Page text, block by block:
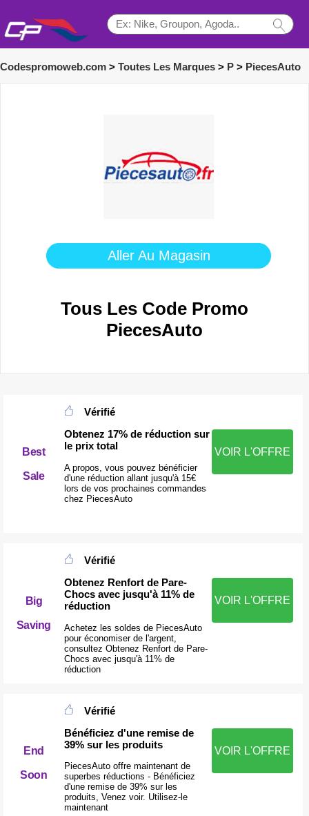
Codespromoweb.com > Toutes Les Marques > P > PiecesAuto
Aller Au Magasin
Tous Les Code Promo
PiecesAuto
Best
Sale
Vérifié
Obtenez 17% de réduction sur
le prix total
A propos, vous pouvez bénéficier
d'une réduction allant jusqu'à 15€
lors de vos prochaines commandes
chez PiecesAuto
VOIR L'OFFRE
Big
Saving
Vérifié
Obtenez Renfort de Pare-
Chocs avec jusqu'à 11% de
réduction
Achetez les soldes de PiecesAuto
pour économiser de l'argent,
consultez Obtenez Renfort de Pare-
Chocs avec jusqu'à 11% de
réduction
VOIR L'OFFRE
End
Soon
Vérifié
Bénéficiez d'une remise de
39% sur les produits
PiecesAuto offre maintenant de
superbes réductions - Bénéficiez
d'une remise de 39% sur les
produits, Venez voir. Utilisez-le
maintenant
VOIR L'OFFRE